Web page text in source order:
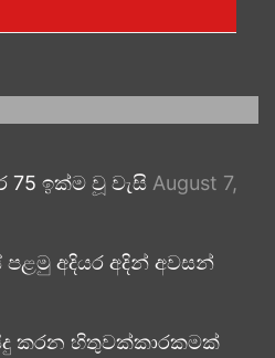
75 ඉක්ම වූ වැසි August 7,
අදියර අදින් අවසන්
කරන හිතුවක්කාරකමක්